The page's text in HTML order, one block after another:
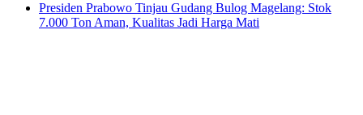
Presiden Prabowo Tinjau Gudang Bulog Magelang: Stok
7.000 Ton Aman, Kualitas Jadi Harga Mati